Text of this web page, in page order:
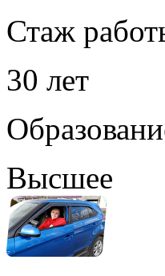
Стаж
30 лет
Высшее